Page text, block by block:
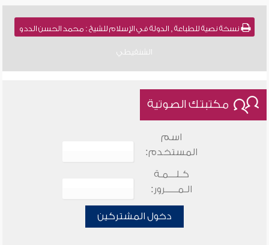
نسخة نصية للطباعة , الدولة في الإسلام للشيخ : محمد الحسن الددو
الشنقيطي
مكتبتك الصوتية
اسم
المستخدم:
كـلـــمـة
الـمـــــرور:
دخول المشتركين